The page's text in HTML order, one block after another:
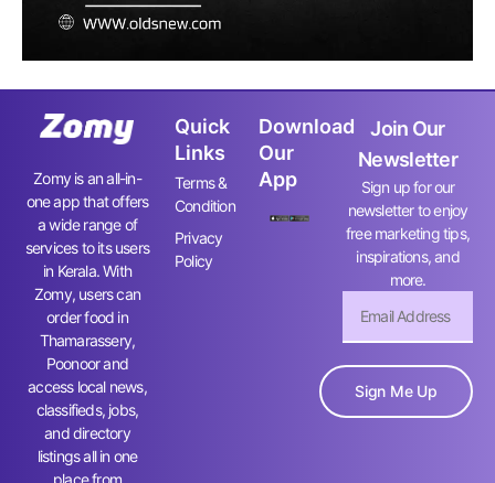
Zomy is an all-in-
one app that offers
a wide range of
services to its users
in Kerala. With
Zomy, users can
order food in
Thamarassery,
Poonoor and
access local news,
classifieds, jobs,
and directory
listings all in one
place from
Quick
Links
Terms &
Condition
Privacy
Policy
Download
Our
App
Join Our
Newsletter
Sign up for our
newsletter to enjoy
free marketing tips,
inspirations, and
more.
Sign Me Up